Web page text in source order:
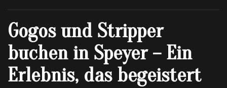
Gogos und Stripper
buchen in Speyer – Ein
Erlebnis, das begeistert